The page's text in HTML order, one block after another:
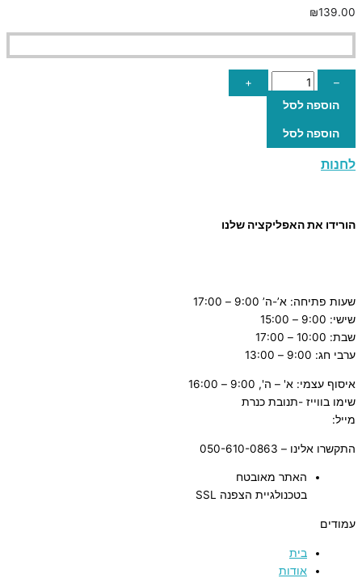
₪139.00
–
+
הוספה לסל
הוספה לסל
לחנות
הורידו את האפליקציה שלנו
שעות פתיחה: א’-ה’ 9:00 – 17:00
שישי: 9:00 – 15:00
שבת: 10:00 – 17:00
ערבי חג: 9:00 – 13:00
איסוף עצמי: א' – ה', 9:00 – 16:00
שימו בווייז -תנובת כנרת
מייל:
התקשרו אלינו – 050-610-0863
האתר מאובטח
בטכנולגיית הצפנה SSL
עמודים
בית
אודות